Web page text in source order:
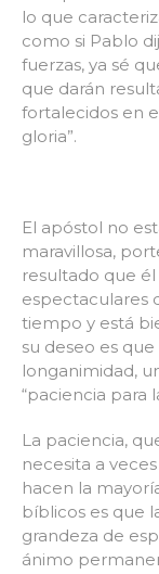
lo que
como si Pablo
fuerzas, ya sé
que darán
fortalecidos en
gloria”.
El apóstol no
maravillosa,
resultado que
espectaculares
tiempo y está
su deseo es
longanimidad,
“paciencia para
La paciencia,
necesita a
hacen la
bíblicos es que
grandeza de
ánimo